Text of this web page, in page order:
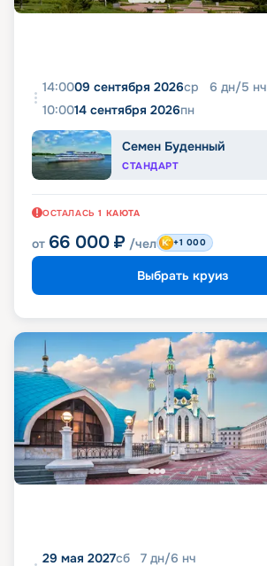
14:0009 сентября 2026ср 6 дн/5 нч
10:0014 сентября 2026пн
Семен Буденный
СТАНДАРТ
ОСТАЛАСЬ 1 КАЮТА
от 66 000 ₽ /чел +1 000
Выбрать круиз
29 мая 2027сб 7 дн/6 нч